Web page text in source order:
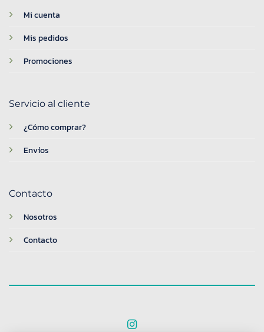
Mi cuenta
Mis pedidos
Promociones
Servicio al cliente
¿Cómo comprar?
Envíos
Contacto
Nosotros
Contacto